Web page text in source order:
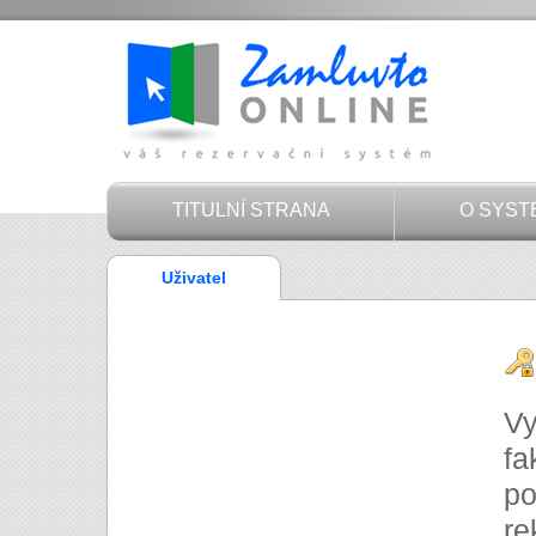
TITULNÍ STRANA O
Uživatel